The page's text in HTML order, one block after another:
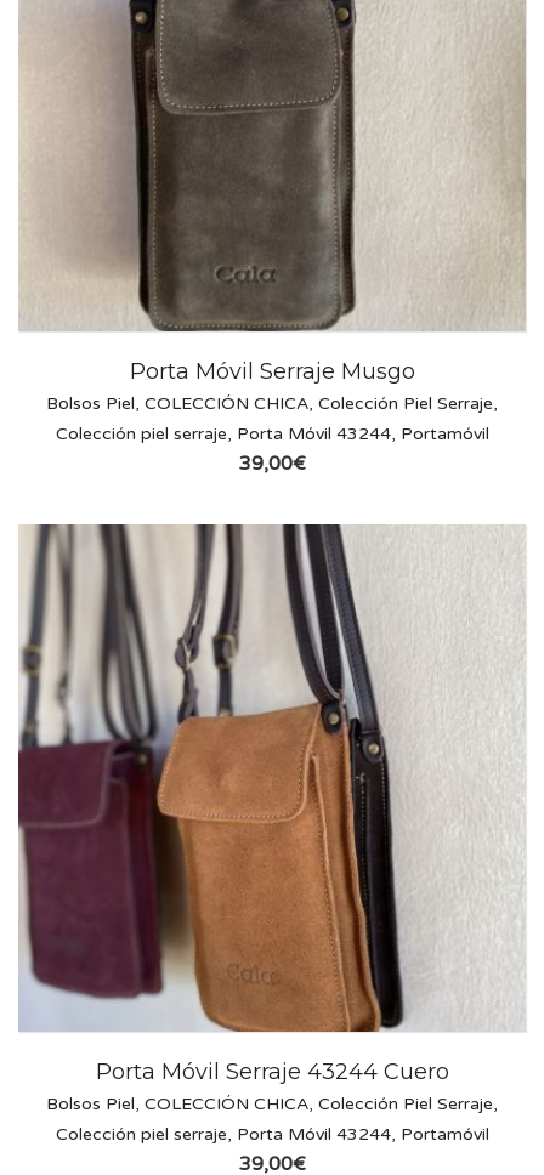
Porta Móvil Serraje Musgo
Bolsos Piel, COLECCIÓN CHICA, Colección Piel Serraje,
Colección piel serraje, Porta Móvil 43244, Portamóvil
39,00€
Porta Móvil Serraje 43244 Cuero
Bolsos Piel, COLECCIÓN CHICA, Colección Piel Serraje,
Colección piel serraje, Porta Móvil 43244, Portamóvil
39,00€